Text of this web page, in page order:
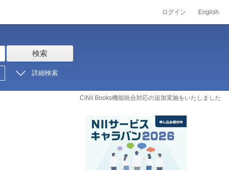
ログイン English
検索
詳細検索
CiNii Books機能統合対応の追加実施をいたしました